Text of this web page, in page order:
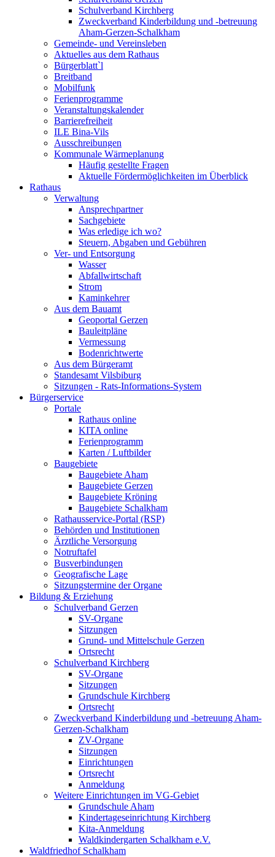
Schulverband Kirchberg
Zweckverband Kinderbildung und -betreuung
Aham-Gerzen-Schalkham
Gemeinde- und Vereinsleben
Aktuelles aus dem Rathaus
Bürgerblatt`l
Breitband
Mobilfunk
Ferienprogramme
Veranstaltungskalender
Barrierefreiheit
ILE Bina-Vils
Ausschreibungen
Kommunale Wärmeplanung
Häufig gestellte Fragen
Aktuelle Fördermöglichkeiten im Überblick
Rathaus
Verwaltung
Ansprechpartner
Sachgebiete
Was erledige ich wo?
Steuern, Abgaben und Gebühren
Ver- und Entsorgung
Wasser
Abfallwirtschaft
Strom
Kaminkehrer
Aus dem Bauamt
Geoportal Gerzen
Bauleitpläne
Vermessung
Bodenrichtwerte
Aus dem Bürgeramt
Standesamt Vilsbiburg
Sitzungen - Rats-Informations-System
Bürgerservice
Portale
Rathaus online
KITA online
Ferienprogramm
Karten / Luftbilder
Baugebiete
Baugebiete Aham
Baugebiete Gerzen
Baugebiete Kröning
Baugebiete Schalkham
Rathausservice-Portal (RSP)
Behörden und Institutionen
Ärztliche Versorgung
Notruftafel
Busverbindungen
Geografische Lage
Sitzungstermine der Organe
Bildung & Erziehung
Schulverband Gerzen
SV-Organe
Sitzungen
Grund- und Mittelschule Gerzen
Ortsrecht
Schulverband Kirchberg
SV-Organe
Sitzungen
Grundschule Kirchberg
Ortsrecht
Zweckverband Kinderbildung und -betreuung Aham-
Gerzen-Schalkham
ZV-Organe
Sitzungen
Einrichtungen
Ortsrecht
Anmeldung
Weitere Einrichtungen im VG-Gebiet
Grundschule Aham
Kindertageseinrichtung Kirchberg
Kita-Anmeldung
Waldkindergarten Schalkham e.V.
Waldfriedhof Schalkham